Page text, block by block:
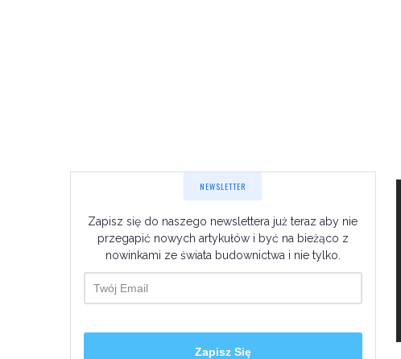
NEWSLETTER
Zapisz się do naszego newslettera już teraz aby nie
przegapić nowych artykułów i być na bieżąco z
nowinkami ze świata budownictwa i nie tylko.